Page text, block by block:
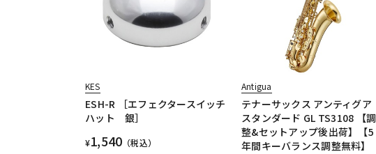
KES
ESH-R ［エフェクタースイッチ
ハット 銀］
¥1,540 （税込）
Antigua
テナーサックス アンティグア
スタンダード GL TS3108 【調
整&セットアップ後出荷】【5
年間キーバランス調整無料】